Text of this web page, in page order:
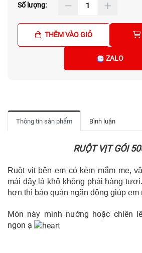
Số lượng:
THÊM VÀO GIỎ
ZALO
Thông tin sản phẩm Bình luận
RUỘT VỊT GÓI
Ruột vịt bên em có kèm mắm me,
mái đây là khô không phải hàng
hơn thì bảo quản ngăn đông giúp em
Món này mình nướng hoặc chiên
ngon ạ